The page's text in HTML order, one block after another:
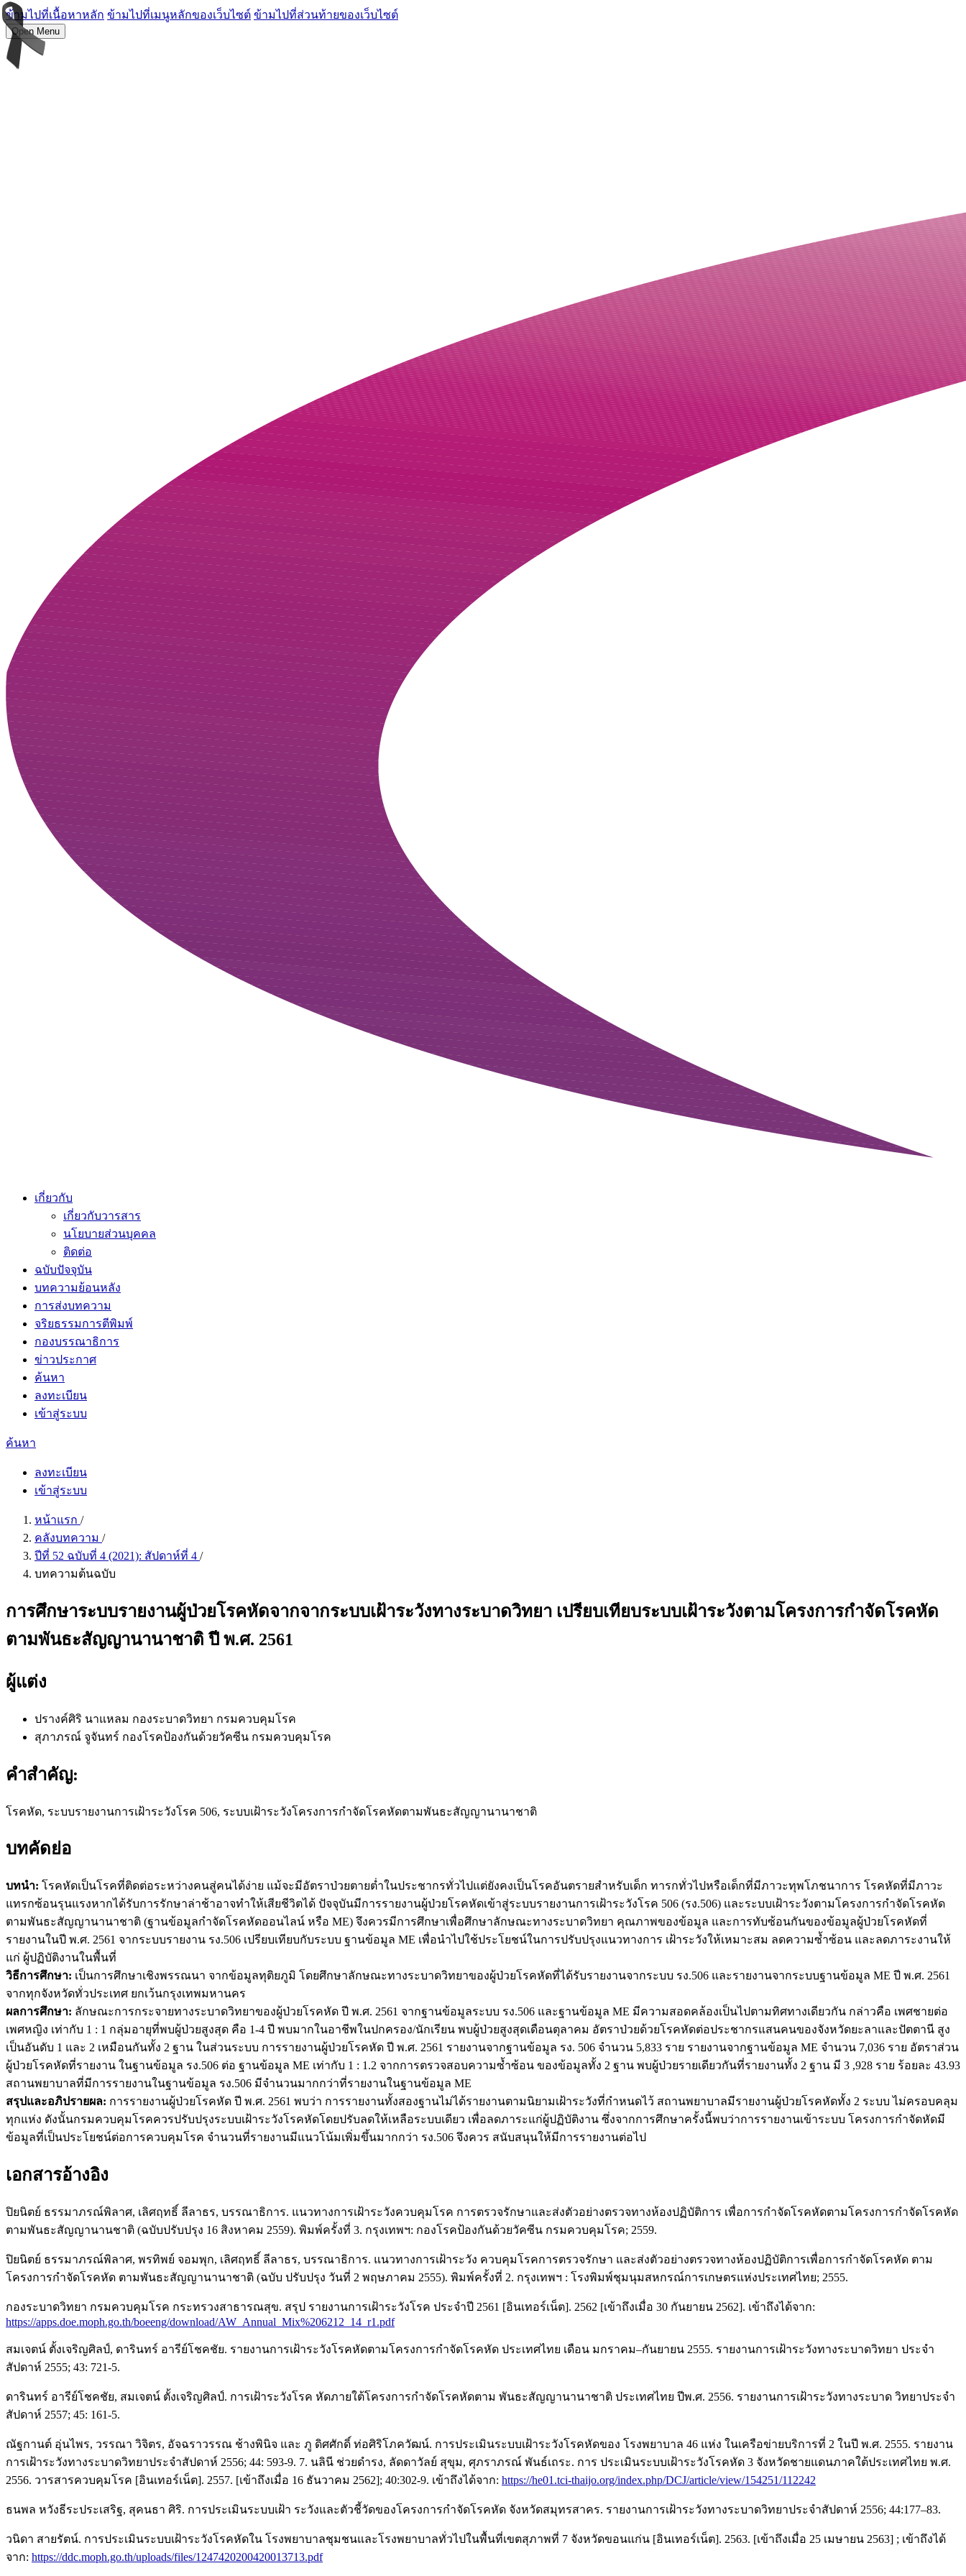
ข้ามไปที่เนื้อหาหลัก ข้ามไปที่เมนูหลักของเว็บไซต์ ข้ามไปที่ส่วนท้ายของเว็บไซต์
Open Menu
เกี่ยวกับ
เกี่ยวกับวารสาร
นโยบายส่วนบุคคล
ติดต่อ
ฉบับปัจจุบัน
บทความย้อนหลัง
การส่งบทความ
จริยธรรมการตีพิมพ์
กองบรรณาธิการ
ข่าวประกาศ
ค้นหา
ลงทะเบียน
เข้าสู่ระบบ
ค้นหา
ลงทะเบียน
เข้าสู่ระบบ
หน้าแรก /
คลังบทความ /
ปีที่ 52 ฉบับที่ 4 (2021): สัปดาห์ที่ 4 /
บทความต้นฉบับ
การศึกษาระบบรายงานผู้ป่วยโรคหัดจากจากระบบเฝ้าระวังทางระบาดวิทยา เปรียบเทียบระบบเฝ้าระวังตามโครงการกำจัดโรคหัด
ตามพันธะสัญญานานาชาติ ปี พ.ศ. 2561
ผู้แต่ง
ปรางค์ศิริ นาแหลม กองระบาดวิทยา กรมควบคุมโรค
สุภาภรณ์ จูจันทร์ กองโรคป้องกันด้วยวัคซีน กรมควบคุมโรค
คำสำคัญ:
โรคหัด, ระบบรายงานการเฝ้าระวังโรค 506, ระบบเฝ้าระวังโครงการกำจัดโรคหัดตามพันธะสัญญานานาชาติ
บทคัดย่อ
บทนำ: โรคหัดเป็นโรคที่ติดต่อระหว่างคนสู่คนได้ง่าย แม้จะมีอัตราป่วยตายต่ำในประชากรทั่วไปแต่ยังคงเป็นโรคอันตรายสำหรับเด็ก ทารกทั่วไปหรือเด็กที่มีภาวะทุพโภชนาการ โรคหัดที่มีภาวะ
แทรกซ้อนรุนแรงหากได้รับการรักษาล่าช้าอาจทำให้เสียชีวิตได้ ปัจจุบันมีการรายงานผู้ป่วยโรคหัดเข้าสู่ระบบรายงานการเฝ้าระวังโรค 506 (รง.506) และระบบเฝ้าระวังตามโครงการกำจัดโรคหัด
ตามพันธะสัญญานานาชาติ (ฐานข้อมูลกำจัดโรคหัดออนไลน์ หรือ ME) จึงควรมีการศึกษาเพื่อศึกษาลักษณะทางระบาดวิทยา คุณภาพของข้อมูล และการทับซ้อนกันของข้อมูลผู้ป่วยโรคหัดที่
รายงานในปี พ.ศ. 2561 จากระบบรายงาน รง.506 เปรียบเทียบกับระบบ ฐานข้อมูล ME เพื่อนำไปใช้ประโยชน์ในการปรับปรุงแนวทางการ เฝ้าระวังให้เหมาะสม ลดความซ้ำซ้อน และลดภาระงานให้
แก่ ผู้ปฏิบัติงานในพื้นที่
วิธีการศึกษา: เป็นการศึกษาเชิงพรรณนา จากข้อมูลทุติยภูมิ โดยศึกษาลักษณะทางระบาดวิทยาของผู้ป่วยโรคหัดที่ได้รับรายงานจากระบบ รง.506 และรายงานจากระบบฐานข้อมูล ME ปี พ.ศ. 2561
จากทุกจังหวัดทั่วประเทศ ยกเว้นกรุงเทพมหานคร
ผลการศึกษา: ลักษณะการกระจายทางระบาดวิทยาของผู้ป่วยโรคหัด ปี พ.ศ. 2561 จากฐานข้อมูลระบบ รง.506 และฐานข้อมูล ME มีความสอดคล้องเป็นไปตามทิศทางเดียวกัน กล่าวคือ เพศชายต่อ
เพศหญิง เท่ากับ 1 : 1 กลุ่มอายุที่พบผู้ป่วยสูงสุด คือ 1-4 ปี พบมากในอาชีพในปกครอง/นักเรียน พบผู้ป่วยสูงสุดเดือนตุลาคม อัตราป่วยด้วยโรคหัดต่อประชากรแสนคนของจังหวัดยะลาและปัตตานี สูง
เป็นอันดับ 1 และ 2 เหมือนกันทั้ง 2 ฐาน ในส่วนระบบ การรายงานผู้ป่วยโรคหัด ปี พ.ศ. 2561 รายงานจากฐานข้อมูล รง. 506 จำนวน 5,833 ราย รายงานจากฐานข้อมูล ME จำนวน 7,036 ราย อัตราส่วน
ผู้ป่วยโรคหัดที่รายงาน ในฐานข้อมูล รง.506 ต่อ ฐานข้อมูล ME เท่ากับ 1 : 1.2 จากการตรวจสอบความซ้ำซ้อน ของข้อมูลทั้ง 2 ฐาน พบผู้ป่วยรายเดียวกันที่รายงานทั้ง 2 ฐาน มี 3 ,928 ราย ร้อยละ 43.93
สถานพยาบาลที่มีการรายงานในฐานข้อมูล รง.506 มีจำนวนมากกว่าที่รายงานในฐานข้อมูล ME
สรุปและอภิปรายผล: การรายงานผู้ป่วยโรคหัด ปี พ.ศ. 2561 พบว่า การรายงานทั้งสองฐานไม่ได้รายงานตามนิยามเฝ้าระวังที่กำหนดไว้ สถานพยาบาลมีรายงานผู้ป่วยโรคหัดทั้ง 2 ระบบ ไม่ครอบคลุม
ทุกแห่ง ดังนั้นกรมควบคุมโรคควรปรับปรุงระบบเฝ้าระวังโรคหัดโดยปรับลดให้เหลือระบบเดียว เพื่อลดภาระแก่ผู้ปฏิบัติงาน ซึ่งจากการศึกษาครั้งนี้พบว่าการรายงานเข้าระบบ โครงการกำจัดหัดมี
ข้อมูลที่เป็นประโยชน์ต่อการควบคุมโรค จำนวนที่รายงานมีแนวโน้มเพิ่มขึ้นมากกว่า รง.506 จึงควร สนับสนุนให้มีการรายงานต่อไป
เอกสารอ้างอิง
ปิยนิตย์ ธรรมาภรณ์พิลาศ, เลิศฤทธิ์ ลีลาธร, บรรณาธิการ. แนวทางการเฝ้าระวังควบคุมโรค การตรวจรักษาและส่งตัวอย่างตรวจทางห้องปฏิบัติการ เพื่อการกำจัดโรคหัดตามโครงการกำจัดโรคหัด
ตามพันธะสัญญานานชาติ (ฉบับปรับปรุง 16 สิงหาคม 2559). พิมพ์ครั้งที่ 3. กรุงเทพฯ: กองโรคป้องกันด้วยวัคซีน กรมควบคุมโรค; 2559.
ปิยนิตย์ ธรรมาภรณ์พิลาศ, พรทิพย์ จอมพุก, เลิศฤทธิ์ ลีลาธร, บรรณาธิการ. แนวทางการเฝ้าระวัง ควบคุมโรคการตรวจรักษา และส่งตัวอย่างตรวจทางห้องปฏิบัติการเพื่อการกำจัดโรคหัด ตาม
โครงการกำจัดโรคหัด ตามพันธะสัญญานานาชาติ (ฉบับ ปรับปรุง วันที่ 2 พฤษภาคม 2555). พิมพ์ครั้งที่ 2. กรุงเทพฯ : โรงพิมพ์ชุมนุมสหกรณ์การเกษตรแห่งประเทศไทย; 2555.
กองระบาดวิทยา กรมควบคุมโรค กระทรวงสาธารณสุข. สรุป รายงานการเฝ้าระวังโรค ประจำปี 2561 [อินเทอร์เน็ต]. 2562 [เข้าถึงเมื่อ 30 กันยายน 2562]. เข้าถึงได้จาก:
https://apps.doe.moph.go.th/boeeng/download/AW_Annual_Mix%206212_14_r1.pdf
สมเจตน์ ตั้งเจริญศิลป์, ดารินทร์ อารีย์โชคชัย. รายงานการเฝ้าระวังโรคหัดตามโครงการกําจัดโรคหัด ประเทศไทย เดือน มกราคม–กันยายน 2555. รายงานการเฝ้าระวังทางระบาดวิทยา ประจำ
สัปดาห์ 2555; 43: 721-5.
ดารินทร์ อารีย์โชคชัย, สมเจตน์ ตั้งเจริญศิลป์. การเฝ้าระวังโรค หัดภายใต้โครงการกําจัดโรคหัดตาม พันธะสัญญานานาชาติ ประเทศไทย ปีพ.ศ. 2556. รายงานการเฝ้าระวังทางระบาด วิทยาประจำ
สัปดาห์ 2557; 45: 161-5.
ณัฐกานต์ อุ่นไพร, วรรณา วิจิตร, อัจฉราวรรณ ช้างพินิจ และ ภู ดิศศักดิ์ ท่อศิริโภควัฒน์. การประเมินระบบเฝ้าระวังโรคหัดของ โรงพยาบาล 46 แห่ง ในเครือข่ายบริการที่ 2 ในปี พ.ศ. 2555. รายงาน
การเฝ้าระวังทางระบาดวิทยาประจำสัปดาห์ 2556; 44: 593-9. 7. นลินี ช่วยดำรง, ลัดดาวัลย์ สุขุม, ศุภราภรณ์ พันธ์เถระ. การ ประเมินระบบเฝ้าระวังโรคหัด 3 จังหวัดชายแดนภาคใต้ประเทศไทย พ.ศ.
2556. วารสารควบคุมโรค [อินเทอร์เน็ต]. 2557. [เข้าถึงเมื่อ 16 ธันวาคม 2562]; 40:302-9. เข้าถึงได้จาก: https://he01.tci-thaijo.org/index.php/DCJ/article/view/154251/112242
ธนพล หวังธีระประเสริฐ, สุคนธา ศิริ. การประเมินระบบเฝ้า ระวังและตัวชี้วัดของโครงการกําจัดโรคหัด จังหวัดสมุทรสาคร. รายงานการเฝ้าระวังทางระบาดวิทยาประจำสัปดาห์ 2556; 44:177–83.
วนิดา สายรัตน์. การประเมินระบบเฝ้าระวังโรคหัดใน โรงพยาบาลชุมชนและโรงพยาบาลทั่วไปในพื้นที่เขตสุภาพที่ 7 จังหวัดขอนแก่น [อินเทอร์เน็ต]. 2563. [เข้าถึงเมื่อ 25 เมษายน 2563] ; เข้าถึงได้
จาก: https://ddc.moph.go.th/uploads/files/1247420200420013713.pdf